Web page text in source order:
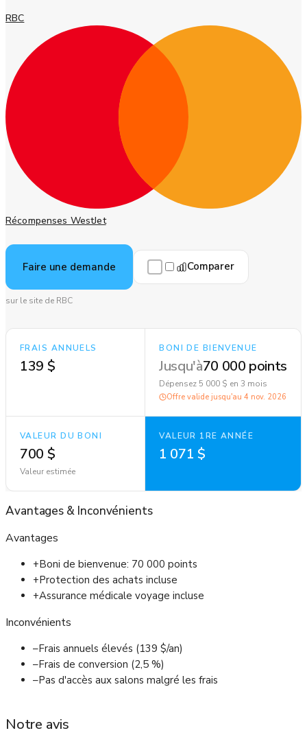
RBC
Récompenses WestJet
Faire une demande Comparer
sur le site de RBC
FRAIS ANNUELS
139 $
BONI DE BIENVENUE
Jusqu'à70 000 points
Dépensez 5 000 $ en 3 mois
Offre valide jusqu'au 4 nov. 2026
VALEUR DU BONI
700 $
Valeur estimée
VALEUR 1RE ANNÉE
1 071 $
Avantages & Inconvénients
Avantages
+Boni de bienvenue: 70 000 points
+Protection des achats incluse
+Assurance médicale voyage incluse
Inconvénients
–Frais annuels élevés (139 $/an)
–Frais de conversion (2,5 %)
–Pas d'accès aux salons malgré les frais
Notre avis